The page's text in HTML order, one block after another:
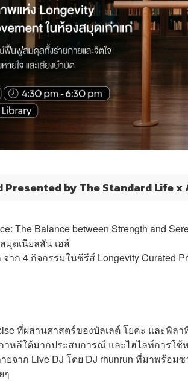
by The Standard Life x
The Balance between Strength and
มุดเนียลสัน เฮส์
าก 4 กิจกรรมในซีรีส์ Longevity Curated
ที่ผสานศาสตร์ของบัลเลต์ โยคะ และพิลา
าหลีใต้มากประสบการณ์ และไฮไลท์การใ
จาก Live DJ โดย DJ rhunrun ที่มาพร้อม
ๆ